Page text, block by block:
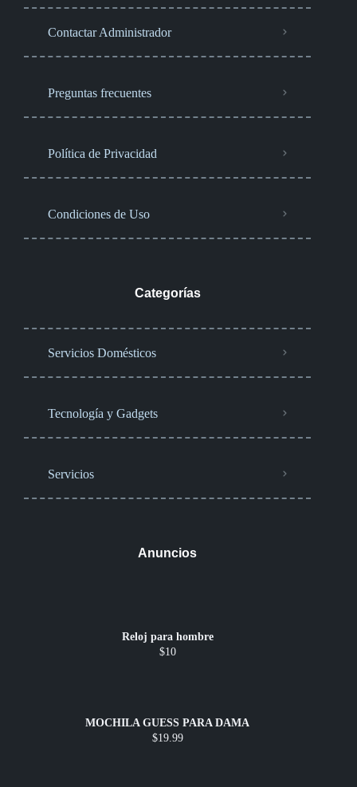
Contactar Administrador
Preguntas frecuentes
Política de Privacidad
Condiciones de Uso
Categorías
Servicios Domésticos
Tecnología y Gadgets
Servicios
Anuncios
Reloj para hombre
$10
MOCHILA GUESS PARA DAMA
$19.99